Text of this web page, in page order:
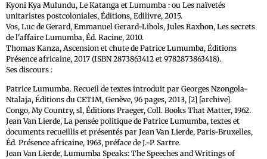
Kyoni Kya Mulundu, Le Katanga et Lumumba : ou Les naïvetés
unitaristes postcoloniales, Éditions, Edilivre, 2015.
Vos, Luc de Gerard, Emmanuel Gerard-Libols, Jules Raxhon, Les secrets
de l'affaire Lumumba, Éd. Racine, 2010.
Thomas Kanza, Ascension et chute de Patrice Lumumba, Éditions
Présence africaine, 2017 (ISBN 2873863412 et 9782873863418).
Ses discours :
Patrice Lumumba. Recueil de textes introduit par Georges Nzongola-
Ntalaja, Éditions du CETIM, Genève, 96 pages, 2013, [2] [archive].
Congo, My Country, sl, Éditions Praeger, Coll. Books That Matter, 1962.
Jean Van Lierde, La pensée politique de Patrice Lumumba, textes et
documents recueillis et présentés par Jean Van Lierde, Paris-Bruxelles,
Éd. Présence africaine, 1963, préface de J.-P. Sartre.
Jean Van Lierde, Lumumba Speaks: The Speeches and Writings of